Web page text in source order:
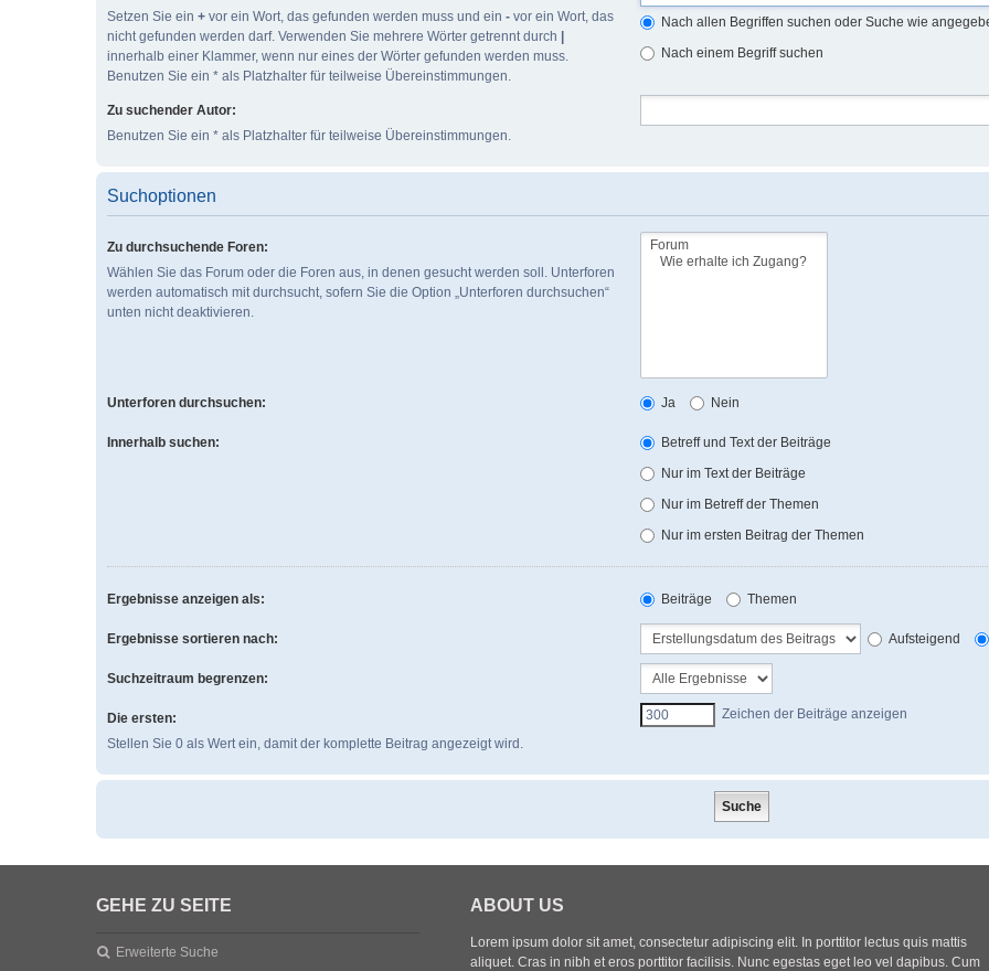
Setzen Sie ein + vor ein Wort, das gefunden werden muss und ein - vor ein Wort, das
nicht gefunden werden darf. Verwenden Sie mehrere Wörter getrennt durch
innerhalb einer Klammer, wenn nur eines der Wörter gefunden werden muss.
Benutzen Sie ein * als Platzhalter für teilweise Übereinstimmungen.
Nach allen Begriffen suchen oder Suche wie
Nach einem Begriff suchen
Zu suchender Autor:
Benutzen Sie ein * als Platzhalter für teilweise Übereinstimmungen.
Suchoptionen
Zu durchsuchende Foren:
Wählen Sie das Forum oder die Foren aus, in denen gesucht werden soll. Unterforen
werden automatisch mit durchsucht, sofern Sie die Option „Unterforen durchsuchen“
unten nicht deaktivieren.
Unterforen durchsuchen: Ja Nein
Innerhalb suchen:
Betreff und Text der Beiträge
Nur im Text der Beiträge
Nur im Betreff der Themen
Nur im ersten Beitrag der Themen
Ergebnisse anzeigen als: Beiträge Themen
Ergebnisse sortieren nach: Aufsteigend
Suchzeitraum begrenzen:
Die ersten:
Stellen Sie 0 als Wert ein, damit der komplette Beitrag angezeigt wird.
Zeichen der Beiträge anzeigen
GEHE ZU SEITE
Erweiterte Suche
ABOUT US
Lorem ipsum dolor sit amet, consectetur adipiscing elit. In porttitor lectus quis mattis
aliquet. Cras in nibh et eros porttitor facilisis. Nunc egestas eget leo vel dapibus. Cum